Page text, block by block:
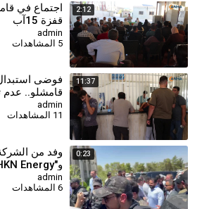
2:12
اجتماع في
قفزة 15آب
admin
11:37
⁣فوضى استبدال
قامشلو.. عدم
يفاقم معاناة
admin
0:23
وفد من الشركة
و"HKN Energy" يصل إلى قامشلو
admin
6 المشاهدات